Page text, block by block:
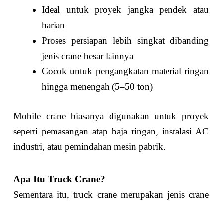
Ideal untuk proyek jangka pendek atau
harian
Proses persiapan lebih singkat dibanding
jenis crane besar lainnya
Cocok untuk pengangkatan material ringan
hingga menengah (5–50 ton)
Mobile crane biasanya digunakan untuk proyek
seperti pemasangan atap baja ringan, instalasi AC
industri, atau pemindahan mesin pabrik.
Apa Itu Truck Crane?
Sementara itu, truck crane merupakan jenis crane